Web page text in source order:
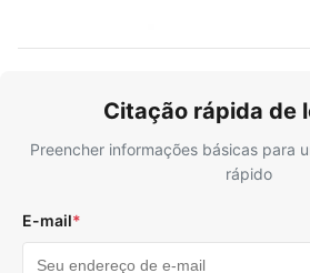
Citação rápida de
Preencher informações básicas para
rápido
E-mail*